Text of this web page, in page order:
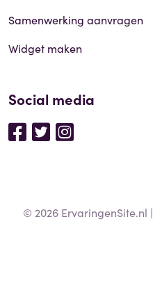
Samenwerking aanvragen
Widget maken
Social media
© 2026 ErvaringenSite.nl |